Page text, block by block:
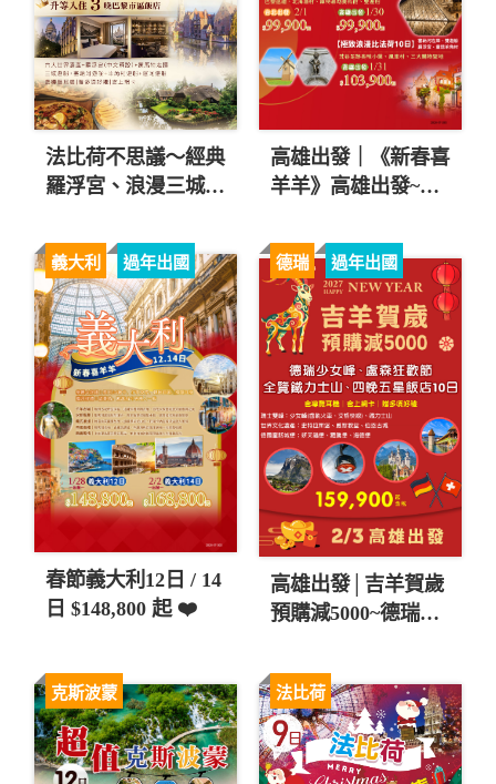
法比荷不思議～經典
羅浮宮、浪漫三城遊
日 直售78,900起 💎
高雄出發｜《新春喜
羊羊》高雄出發~法
羅浮宮入內、尿尿小
童、雙遊船 $99,900
起 ❤️
義大利 過年出國
春節義大利12日 / 14
日 $148,800 起 ❤️
德瑞 過年出國
高雄出發│吉羊賀歲
預購減5000~德瑞少
10日 直售159,900起
💎
克斯波蒙 法比荷